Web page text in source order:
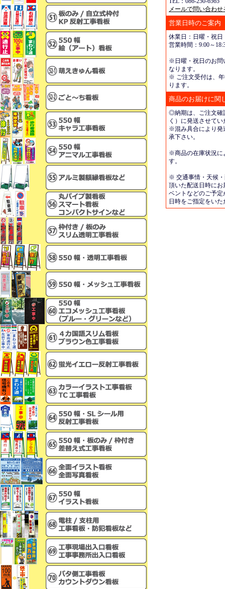
メールで問い合わせ
営業日時のご案内
休業日：日曜・祝日
営業時間：9:00～
※日曜・祝日のお問
なります。
※ ご注文受付は、
ります。
商品のお届けに関
◎納期は、ご注文確
く）に発送させて
※混み具合により発
承下さい。
※商品の在庫状況に
す。
※ 交通事情・天候
頂いた配送日時に
ベントなどのご予
日時をご指定をい